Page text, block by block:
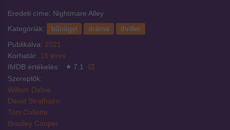
Eredeti címe: Nightmare Alley
Kategóriák:
bűnügyi dráma
thriller
Publikálva: 2021
Korhatár: 16 éves
IMDB értékelés:
7.1
Szereplők:
Willem Dafoe
David Strathairn
Toni Collette
Bradley Cooper